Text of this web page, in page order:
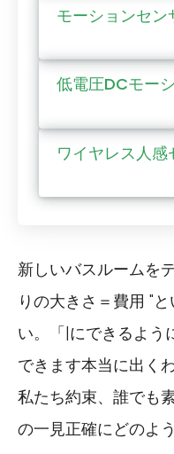
モーションセ
低電圧DCモー
ワイヤレス人感
新しいバスルームを
りの大きさ＝費用 "
い。「|にできるよう
できます本当に出く
私たち約束、誰でも
の一見正確にどのよ